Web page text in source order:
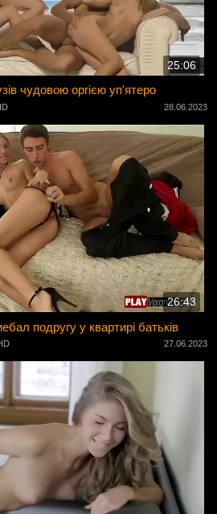
25:06
чудовою оргією уп'ятеро
28.06.2023
26:43
подругу у квартирі батьків
27.06.2023